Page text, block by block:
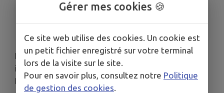
ORGANISÉ PAR
Maison des habitants (MDH)
Les bénévoles de la Maison des Habitants vous
invitent à la séance de Ciné culte au cinéma Le
Regain au Teil
Gérer mes cookies 🍪
Ce site web utilise des cookies. Un cookie est
un petit fichier enregistré sur votre terminal
lors de la visite sur le site.
Pour en savoir plus, consultez notre Politique
de gestion des cookies.